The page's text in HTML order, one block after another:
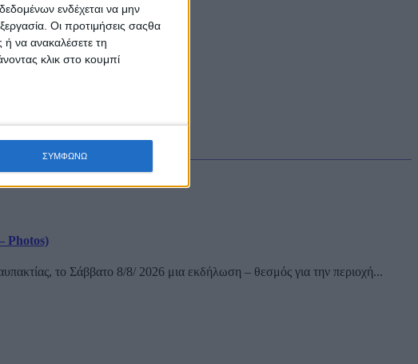
ενδέχεται να μην
Οι προτιμήσεις σαςθα
ή να ανακαλέσετε τη
κλικ στο κουμπί
ΣΥΜΦΩΝΩ
του Θεού
Photos)
το Σάββατο 8/8/ 2026 μια εκδήλωση – θεσμός για την περιοχή...